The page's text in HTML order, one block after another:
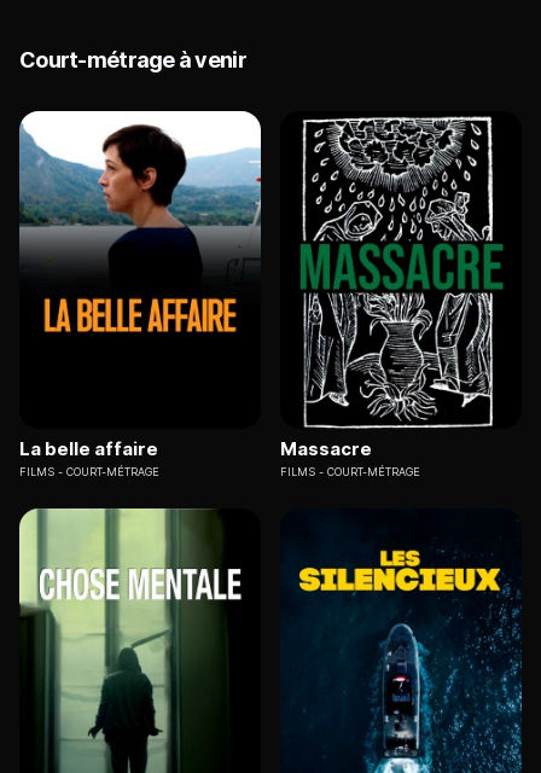
Court-métrage à venir
La belle affaire
FILMS COURT-MÉTRAGE
Massacre
FILMS COURT-MÉTRAGE